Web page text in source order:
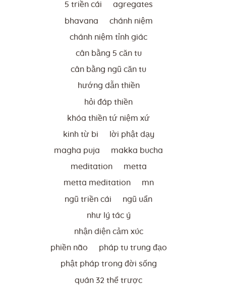
5 triền cái agregates
bhavana chánh niệm
chánh niệm tỉnh giác
cân bằng 5 căn tu
cân bằng ngũ căn tu
hướng dẫn thiền
hỏi đáp thiền
khóa thiền tứ niệm xứ
kinh từ bi lời phật dạy
magha puja makka bucha
meditation metta
metta meditation mn
ngũ triền cái ngũ uẩn
như lý tác ý
nhận diện cảm xúc
phiền não pháp tu trung đạo
phật pháp trong đời sống
quán 32 thể trược